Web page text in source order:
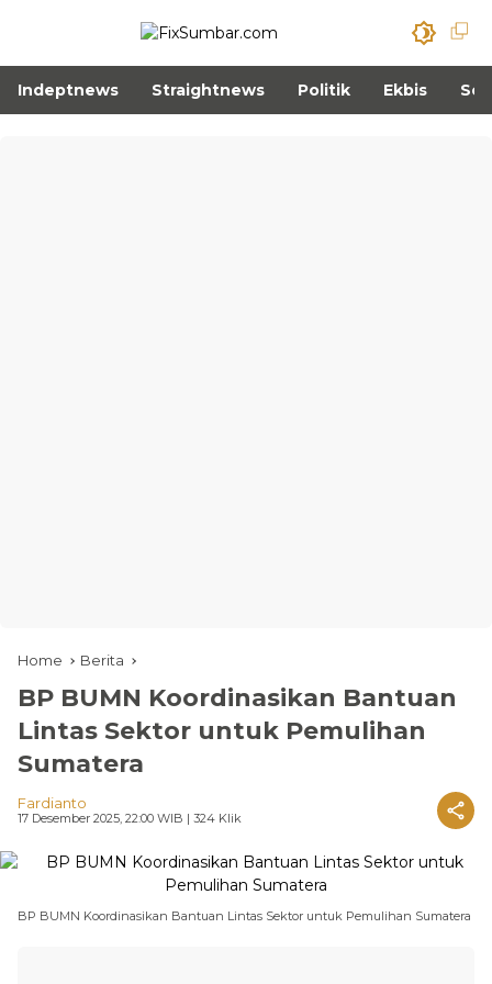
Indeptnews Straightnews Politik Ekbis
Home Berita
BP BUMN Koordinasikan Bantuan
Lintas Sektor untuk Pemulihan
Sumatera
Fardianto
17 Desember 2025, 22:00 WIB | 324 Klik
BP BUMN Koordinasikan Bantuan Lintas Sektor untuk Pemulihan Sumatera